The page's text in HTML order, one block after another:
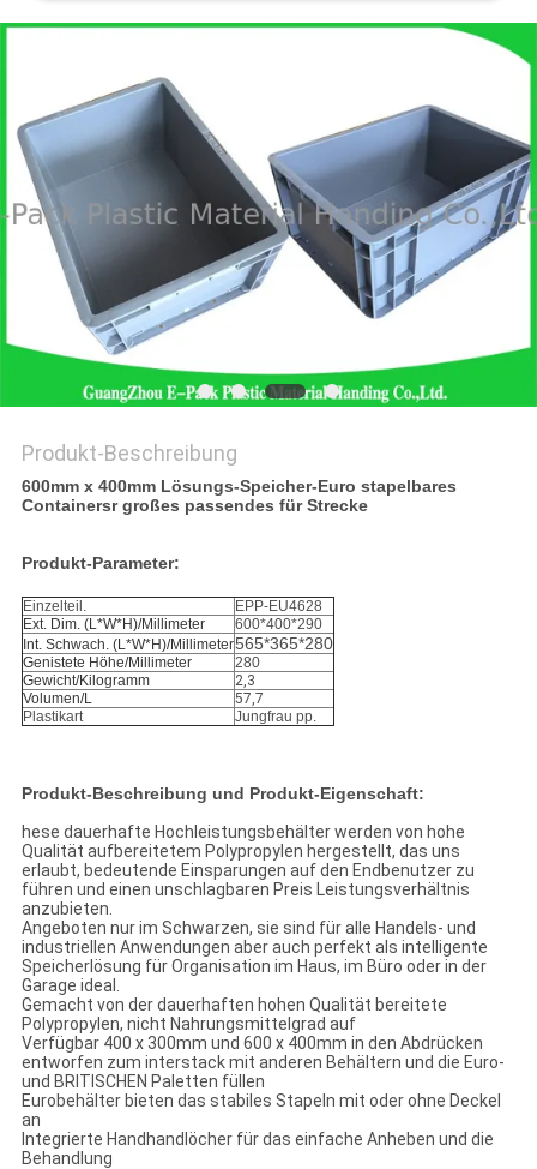
POLICY
Produkt-Beschreibung
600mm x 400mm Lösungs-Speicher-Euro stapelbares
Containersr großes passendes für Strecke
Produkt-Parameter:
Einzelteil.
EPP-EU4628
Ext. Dim. (L*W*H)/Millimeter
600*400*290
Int. Schwach. (L*W*H)/Millimeter565*365*280
Genistete Höhe/Millimeter
280
Gewicht/Kilogramm
2,3
Volumen/L
57,7
Plastikart
Jungfrau pp.
Produkt-Beschreibung und Produkt-Eigenschaft:
hese dauerhafte Hochleistungsbehälter werden von hohe
Qualität aufbereitetem Polypropylen hergestellt, das uns
erlaubt, bedeutende Einsparungen auf den Endbenutzer zu
führen und einen unschlagbaren Preis Leistungsverhältnis
anzubieten.
Angeboten nur im Schwarzen, sie sind für alle Handels- und
industriellen Anwendungen aber auch perfekt als intelligente
Speicherlösung für Organisation im Haus, im Büro oder in der
Garage ideal.
Gemacht von der dauerhaften hohen Qualität bereitete
Polypropylen, nicht Nahrungsmittelgrad auf
Verfügbar 400 x 300mm und 600 x 400mm in den Abdrücken
entworfen zum interstack mit anderen Behältern und die Euro-
und BRITISCHEN Paletten füllen
Eurobehälter bieten das stabiles Stapeln mit oder ohne Deckel
an
Integrierte Handhandlöcher für das einfache Anheben und die
Behandlung